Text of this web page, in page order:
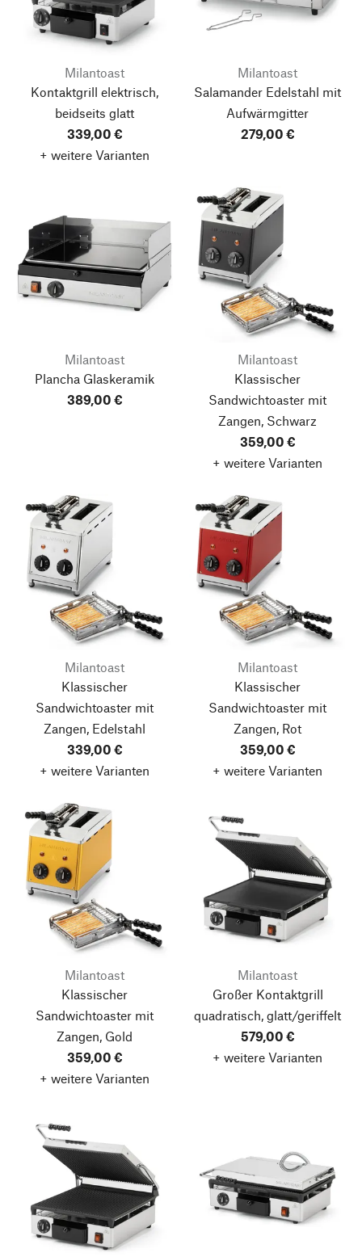
Milantoast
Kontaktgrill elektrisch,
beidseits glatt
339,00 €
+ weitere Varianten
Milantoast
Salamander Edelstahl mit
Aufwärmgitter
279,00 €
Milantoast
Plancha Glaskeramik
389,00 €
Milantoast
Klassischer
Sandwichtoaster mit
Zangen, Schwarz
359,00 €
+ weitere Varianten
Milantoast
Klassischer
Sandwichtoaster mit
Zangen, Edelstahl
339,00 €
+ weitere Varianten
Milantoast
Klassischer
Sandwichtoaster mit
Zangen, Rot
359,00 €
+ weitere Varianten
Milantoast
Klassischer
Sandwichtoaster mit
Zangen, Gold
359,00 €
+ weitere Varianten
Milantoast
Großer Kontaktgrill
quadratisch, glatt/geriffelt
579,00 €
+ weitere Varianten